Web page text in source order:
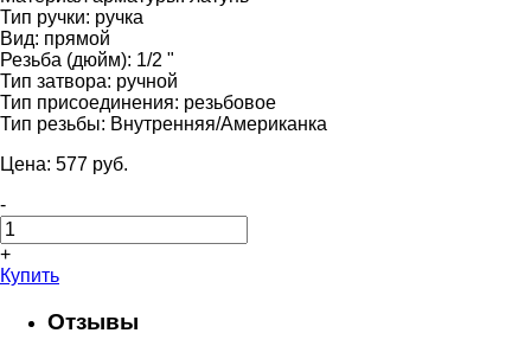
Тип ручки: ручка
Вид: прямой
Резьба (дюйм): 1/2 "
Тип затвора: ручной
Тип присоединения: резьбовое
Тип резьбы: Внутренняя/Американка
Цена: 577 pуб.
-
+
Купить
Отзывы